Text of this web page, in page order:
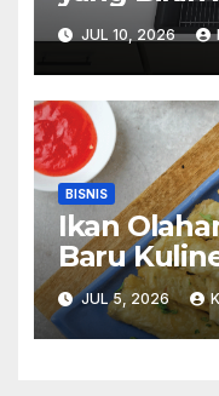
JUL 10, 2026
BISNIS
Ikan
Baru
JUL 5, 2026